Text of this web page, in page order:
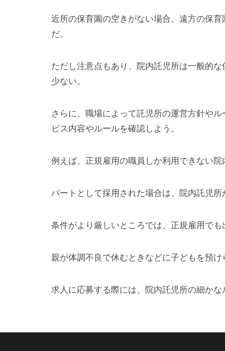
近所の保育園の空きがない場合、遠方の保
だ。
ただし注意点もあり、院内託児所は一般的
少ない。
さらに、職場によって託児所の運営方針や
ビス内容やルールを確認しよう。
例えば、正規雇用の職員しか利用できない
パートとして採用された場合は、院内託児
条件がより厳しいところでは、正規雇用で
親が体調不良で休むときなどに子どもを預
求人に応募する際には、院内託児所の細か